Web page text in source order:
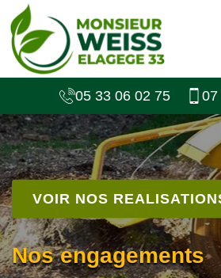
05 33 06 02 75 07
VOIR NOS
Nos engagements